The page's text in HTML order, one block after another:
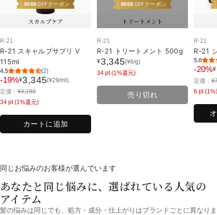
¥669OFFクーポン
スカルプケア
R-21
R-21 スキャルプサプリ V
115ml
4.5 (2)
-19%
セ
ー
ル
価
¥3,345(¥29/ml)
通
常
定価： ¥4,180
34 pt (1%還元)
カートに追加
¥669 OFFクーポン
トリートメント
R-21
R-21 トリートメント 500g
セ
ー
ル
格
¥3,345(¥6/g)
34 pt (1%還元)
売り切れ
R-21
R-21
5.0
-20%
セ
ー
ル
価
¥
通
常
定価：¥
6 pt (1%
同じお悩みのお客様が選んでいます
あなたと同じ悩みに、選ばれている人気の
アイテム
髪の悩みは同じでも、処方・成分・仕上がりはブランドごとに異なりま